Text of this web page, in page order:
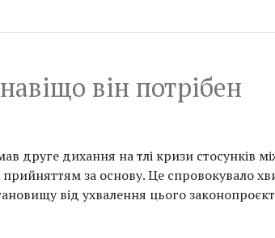
він потрібен
друге дихання на тлі кризи стосунків
за основу. Це спровокувало
від ухвалення цього